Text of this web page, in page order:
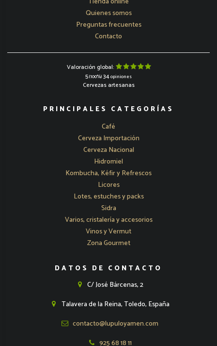
Quienes somos
Preguntas frecuentes
Contacto
Valoración global:
5(100%)34opiniones
Cervezas artesanas
PRINCIPALES CATEGORÍAS
Café
Cerveza Importación
Cerveza Nacional
Hidromiel
Kombucha, Kéfir y Refrescos
Licores
Lotes, estuches y packs
Sidra
Varios, cristalería y accesorios
Vinos y Vermut
Zona Gourmet
DATOS DE CONTACTO
C/ José Bárcenas, 2
Talavera de la Reina, Toledo, España
contacto@lupuloyamen.com
925 68 18 11